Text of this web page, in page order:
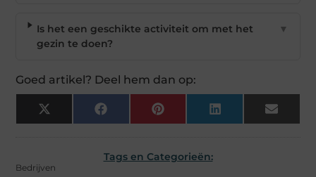
Is het een geschikte activiteit om met het
gezin te doen?
▼
Goed artikel? Deel hem dan op:
X
(Twitter)
Facebook Pinterest LinkedIn Email
Tags en Categorieën:
Bedrijven